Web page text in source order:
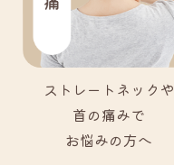
ストレートネックや
首の痛みで
お悩みの方へ